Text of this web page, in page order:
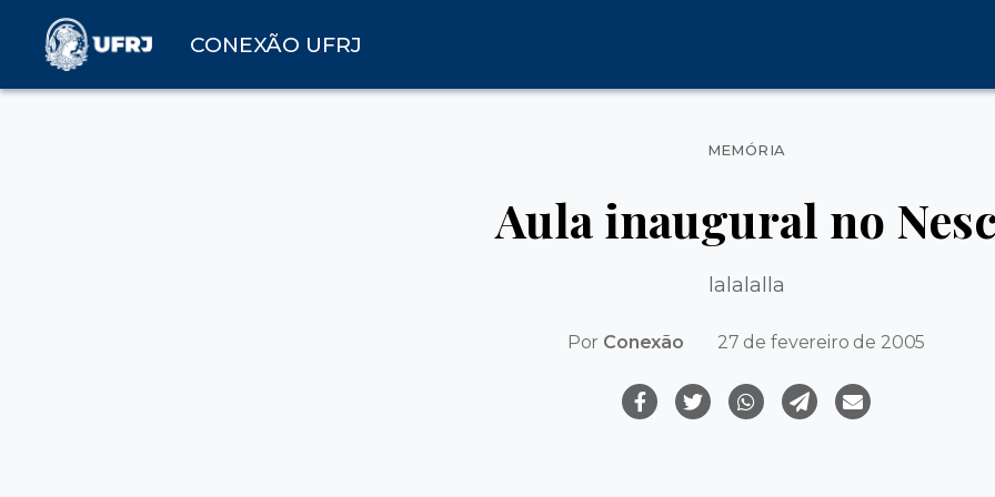
CONEXÃO UFRJ
Categorias
MEMÓRIA
Aula inaugural no
lalalalla
Por Conexão 27 de fevereiro de 2005